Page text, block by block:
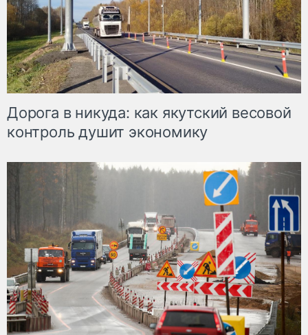
Дорога в никуда: как якутский весовой
контроль душит экономику